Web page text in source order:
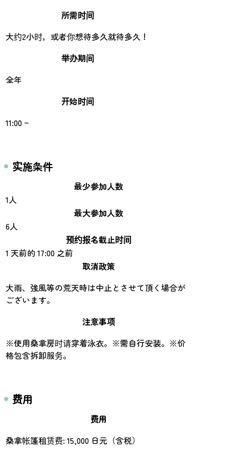
所需时间
大约2小时，或者你想待多久就待多久！
举办期间
全年
开始时间
11:00 ~
实施条件
最少参加人数
1人
最大参加人数
6人
预约报名截止时间
1 天前的 17:00 之前
取消政策
大雨、強風等の荒天時は中止とさせて頂く場合が
ございます。
注意事项
※使用桑拿房时请穿着泳衣。※需自行安装。※价
格包含拆卸服务。
费用
费用
桑拿帐篷租赁费: 15,000 日元（含税）